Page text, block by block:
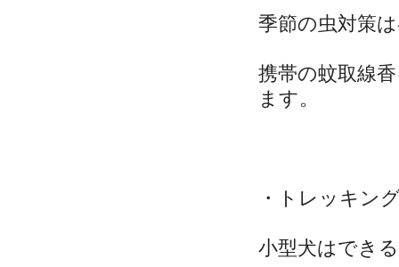
季節の虫対策
携帯の蚊取線
ます。
・トレッキン
小型犬はでき